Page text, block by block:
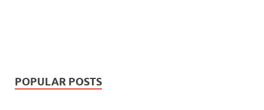
POPULAR POSTS